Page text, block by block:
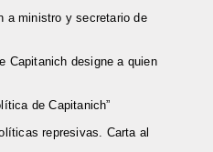
a ministro y secretario de
Capitanich designe a quien
de Capitanich”
represivas. Carta al